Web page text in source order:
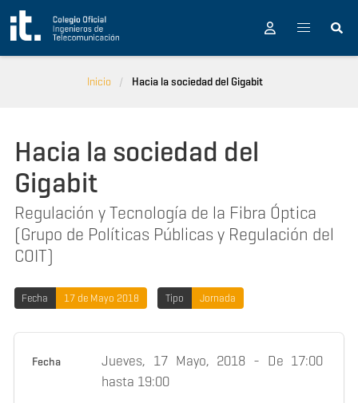
Pasar al contenido principal
Inicio Hacia la sociedad del Gigabit
Hacia la sociedad del
Gigabit
Regulación y Tecnología de la Fibra Óptica
(Grupo de Políticas Públicas y Regulación del
COIT)
Fecha 17 de Mayo 2018 Tipo Jornada
Fecha Jueves, 17 Mayo, 2018 - De 17:00
hasta 19:00